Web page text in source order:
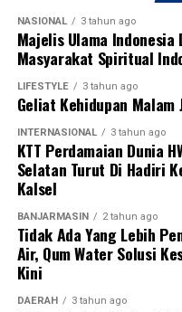
NASIONAL 3 tahun ago
Majelis Ulama Indonesia
Masyarakat Spiritual
LIFESTYLE 3 tahun ago
Geliat Kehidupan Malam
INTERNASIONAL 3 tahun ago
KTT Perdamaian Dunia
Selatan Turut Di Hadiri
Kalsel
BANJARMASIN 2 tahun ago
Tidak Ada Yang Lebih
Air, Qum Water Solusi
Kini
DAERAH 3 tahun ago